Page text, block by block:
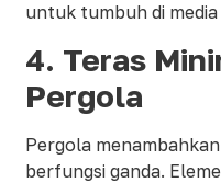
untuk tumbuh di
4. Teras
Pergola
Pergola
berfungsi ganda.